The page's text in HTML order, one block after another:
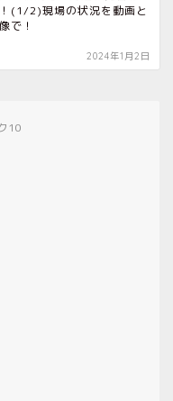
(1/2)現場の状況を動画と
で！
2024年1月2日
10